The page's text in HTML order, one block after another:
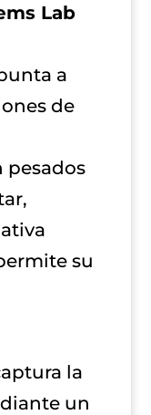
Lab
a
de
pesados
su
la
un